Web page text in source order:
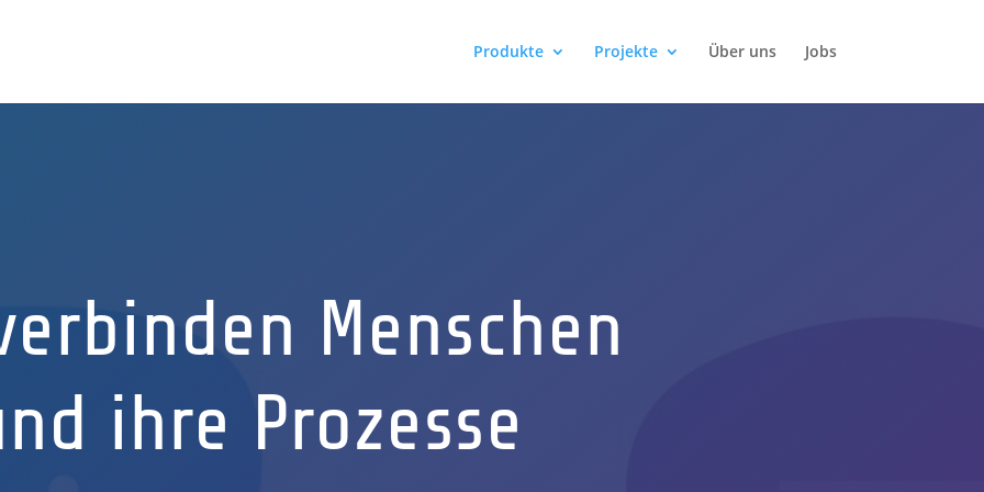
Produkte Projekte Über uns Jobs
Menschen
ihre Prozesse